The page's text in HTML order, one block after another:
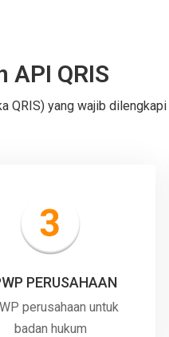
API QRIS
QRIS) yang wajib dilengkapi
PERUSAHAAN
perusahaan untuk
badan hukum